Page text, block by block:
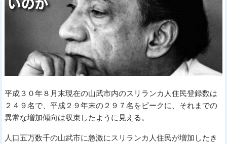
平成３０年８月末現在の山武市内のスリランカ人住民登録数は
２４９名で、平成２９年末の２９７名をピークに、それまでの
異常な増加傾向は収束したように見える。
人口五万数千の山武市に急激にスリランカ人住民が増加したき